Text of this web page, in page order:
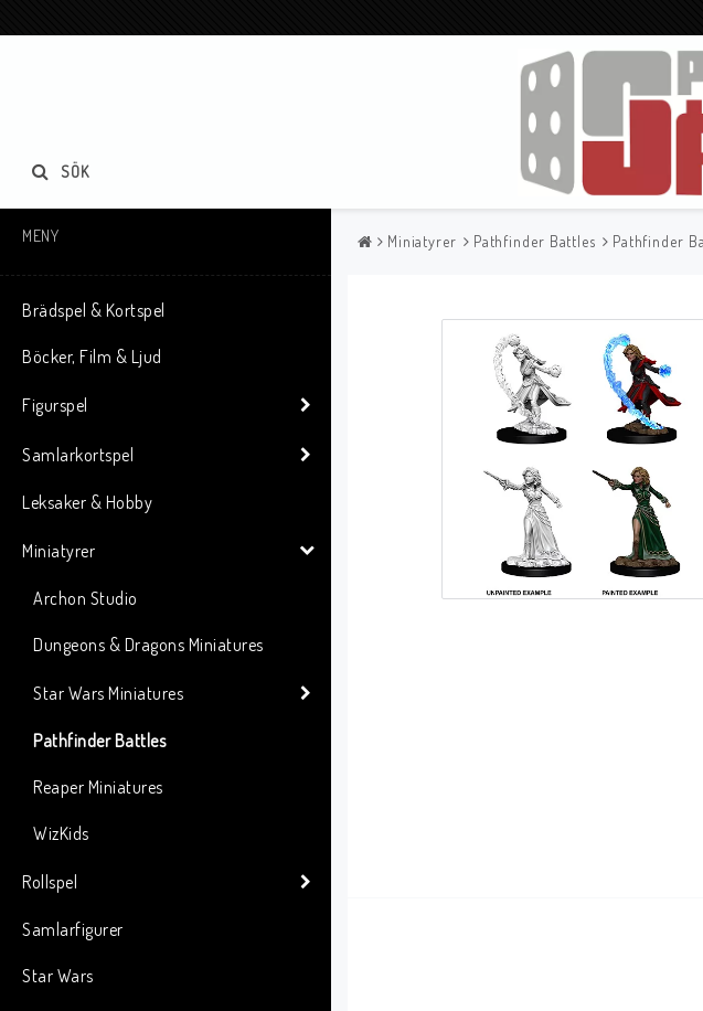
SÖK
MENY
Brädspel & Kortspel
Böcker, Film & Ljud
Figurspel
Samlarkortspel
Leksaker & Hobby
Miniatyrer
Archon Studio
Dungeons & Dragons Miniatures
Star Wars Miniatures
Pathfinder Battles
Reaper Miniatures
WizKids
Rollspel
Samlarfigurer
Star Wars
Miniatyrer Pathfinder Battles Pathfinder